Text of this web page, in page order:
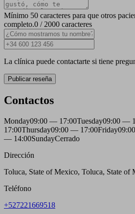
Mínimo 50 caracteres para que otros
completo.0 / 2000 caracteres
La clínica puede contactarte si tiene
Publicar reseña
Contactos
Monday09:00 — 17:00Tuesday09:00 —
17:00Thursday09:00 — 17:00Friday
— 14:00SundayCerrado
Dirección
Toluca, State of Mexico, Toluca, State of
Teléfono
+527221669518